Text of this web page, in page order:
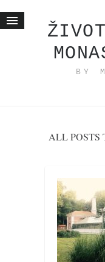
BY
Životne priče
ishranom do
momenti i mesta
bonus sadržaj
Svetlopis
zakonopravilo
duhovni otac
ALL